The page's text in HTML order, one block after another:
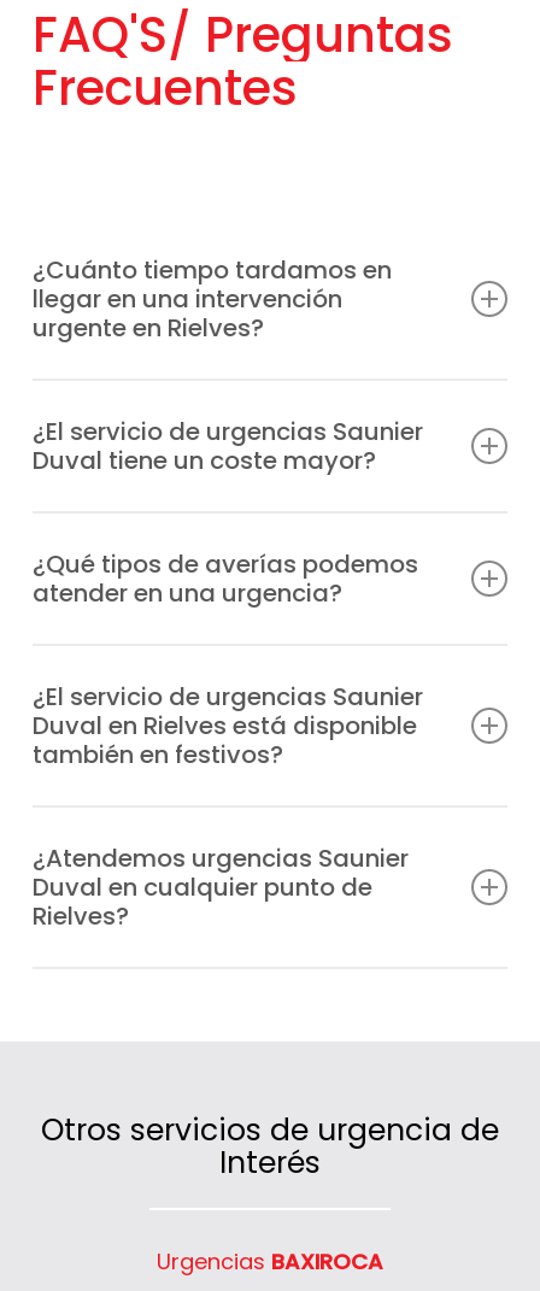
FAQ'S/ Preguntas
Frecuentes
¿Cuánto tiempo tardamos en
llegar en una intervención
urgente en Rielves?
estratégicamente para llegar a tu
ubicación en Rielves en el menor tiempo
zona.
¿El servicio de urgencias Saunier
Duval tiene un coste mayor?
fuera del horario normal, el servicio de
urgencias tiene un recargo, que te
¿Qué tipos de averías podemos
atender en una urgencia?
encendido y fugas, hasta fallos en la
presión, bloqueos o errores de
funcionamiento en cualquier modelo
¿El servicio de urgencias Saunier
Duval en Rielves está disponible
también en festivos?
del año, también en fines de semana y
festivos, para que nunca te quedes sin
calefacción o agua caliente.
¿Atendemos urgencias Saunier
Duval en cualquier punto de
Rielves?
Otros servicios de urgencia de
Interés
Urgencias BAXIROCA